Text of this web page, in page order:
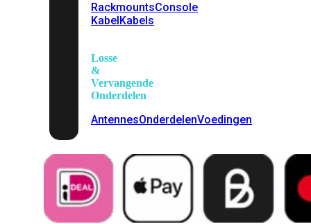
RackmountsConsole
KabelKabels
Losse
&
Vervangende
Onderdelen
AntennesOnderdelenVoedingen